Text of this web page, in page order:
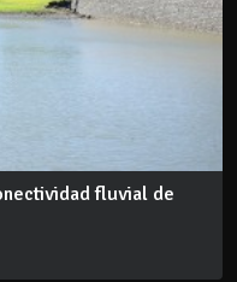
fluvial de